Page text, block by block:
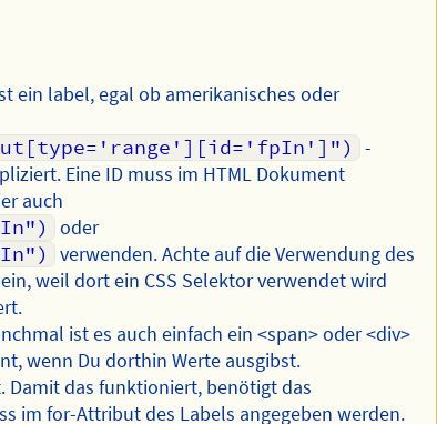
ein label, egal ob amerikanisches oder
-
Eine ID muss im HTML Dokument
auch
oder
verwenden. Achte auf die Verwendung des
weil dort ein CSS Selektor verwendet wird
ist es auch einfach ein <span> oder <div>
wenn Du dorthin Werte ausgibst.
Damit das funktioniert, benötigt das
im for-Attribut des Labels angegeben werden.